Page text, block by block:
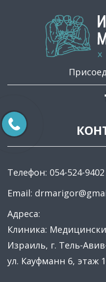
Телефон: 054-524-9402
Email:
Адреса:
Клиника:
Израиль, г. Тель-
ул. Кауфманн 6, этаж